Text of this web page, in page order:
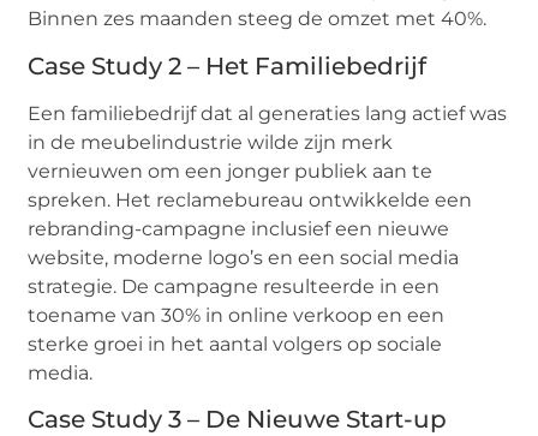
Binnen zes maanden steeg de omzet met 40%.
Case Study 2 – Het Familiebedrijf
Een familiebedrijf dat al generaties lang actief was
in de meubelindustrie wilde zijn merk
vernieuwen om een jonger publiek aan te
spreken. Het reclamebureau ontwikkelde een
rebranding-campagne inclusief een nieuwe
website, moderne logo’s en een social media
strategie. De campagne resulteerde in een
toename van 30% in online verkoop en een
sterke groei in het aantal volgers op sociale
media.
Case Study 3 – De Nieuwe Start-up